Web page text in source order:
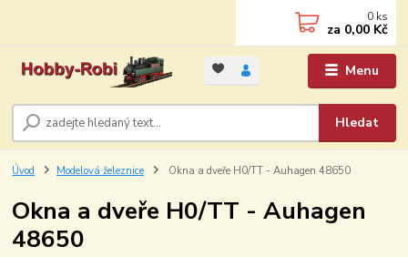
Menu
Hledat
0 ks
za 0,00 Kč
Úvod Modelová železnice Okna a dveře H0/TT - Auhagen 48650
Okna a dveře H0/TT - Auhagen
48650